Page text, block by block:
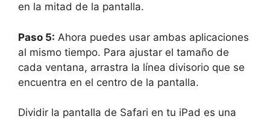
en la mitad de la pantalla.
Paso 5: Ahora puedes usar ambas aplicaciones
al mismo tiempo. Para ajustar el tamaño de
cada ventana, arrastra la línea divisorio que se
encuentra en el centro de la pantalla.
Dividir la pantalla de Safari en tu iPad es una